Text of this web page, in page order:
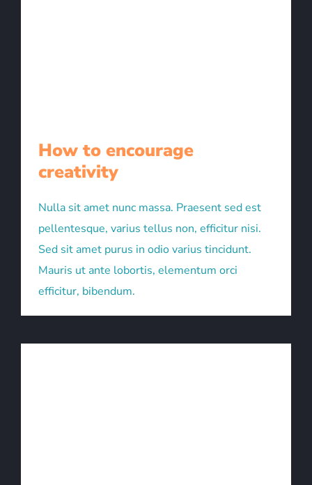
How to encourage
creativity
Nulla sit amet nunc massa. Praesent sed est
pellentesque, varius tellus non, efficitur nisi.
Sed sit amet purus in odio varius tincidunt.
Mauris ut ante lobortis, elementum orci
efficitur, bibendum.